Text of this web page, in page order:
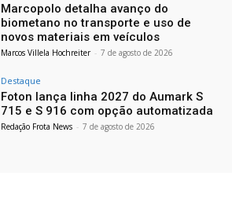
Marcopolo detalha avanço do
biometano no transporte e uso de
novos materiais em veículos
Marcos Villela Hochreiter - 7 de agosto de 2026
Destaque
Foton lança linha 2027 do Aumark S
715 e S 916 com opção automatizada
Redação Frota News - 7 de agosto de 2026